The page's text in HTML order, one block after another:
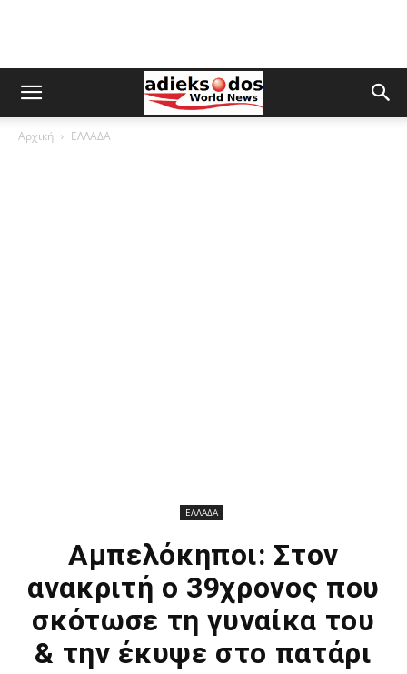
Αρχική ΕΛΛΑΔΑ
ΕΛΛΑΔΑ
Αμπελόκηποι: Στον
ανακριτή ο 39χρονος που
σκότωσε τη γυναίκα του
& την έκυψε στο πατάρι